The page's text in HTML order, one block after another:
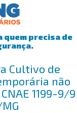
quem precisa de
Cultivo de
não
1199-9/9